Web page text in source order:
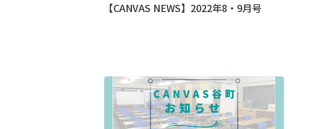
【CANVAS NEWS】2022年8・9月号